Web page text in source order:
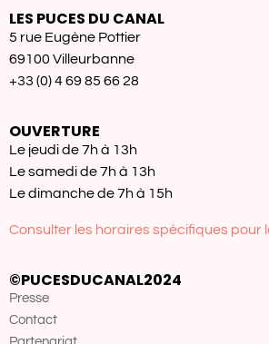
LES PUCES DU CANAL
5 rue Eugène Pottier
69100 Villeurbanne
+33 (0) 4 69 85 66 28
OUVERTURE
Le jeudi de 7h à 13h
Le samedi de 7h à 13h
Le dimanche de 7h à 15h
Consulter les horaires spécifiques pour
©PUCESDUCANAL2024
Presse
Contact